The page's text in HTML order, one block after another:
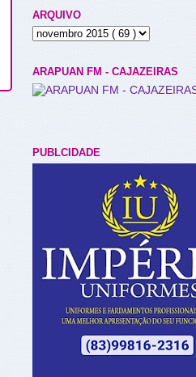
ARQUIVO
ARAPUAN FM - CAJAZEIRAS
PUBLCIDADE